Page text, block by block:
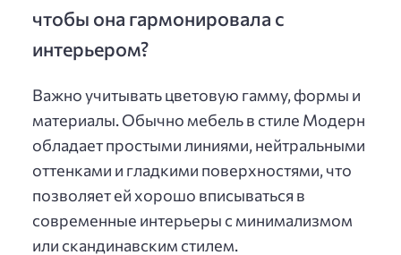
чтобы она гармонировала с
интерьером?
Важно учитывать цветовую гамму, формы и
материалы. Обычно мебель в стиле Модерн
обладает простыми линиями, нейтральными
оттенками и гладкими поверхностями, что
позволяет ей хорошо вписываться в
современные интерьеры с минимализмом
или скандинавским стилем.